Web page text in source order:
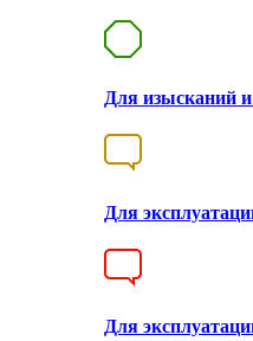
Для изысканий
Для
Для